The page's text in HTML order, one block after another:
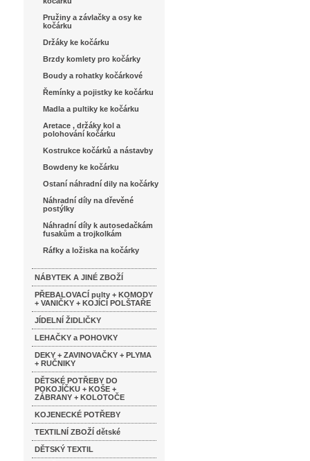
Pružiny a závlačky a osy ke
kočárku
Držáky ke kočárku
Brzdy komlety pro kočárky
Boudy a rohatky kočárkové
Řemínky a pojistky ke kočárku
Madla a pultiky ke kočárku
Aretace , držáky kol a
polohování kočárku
Kostrukce kočárků a nástavby
Bowdeny ke kočárku
Ostaní náhradní dily na kočárky
Náhradní díly na dřevěné
postýlky
Náhradní díly k autosedačkám
fusakům a trojkolkám
Ráfky a ložiska na kočárky
NÁBYTEK A JINÉ ZBOŽÍ
PŘEBALOVACÍ pulty + KOMODY
+ VANIČKY + KOJÍCÍ POLŠTAŘE
JÍDELNÍ ŽIDLIČKY
LEHAČKY a POHOVKY
DEKY + ZAVINOVAČKY + PLYMA
+ RUČNIKY
DĚTSKÉ POTŘEBY DO
POKOJÍČKU + KOŠE +
ZÁBRANY + KOLOTOČE
KOJENECKÉ POTŘEBY
TEXTILNÍ ZBOŽÍ dětské
DĚTSKÝ TEXTIL